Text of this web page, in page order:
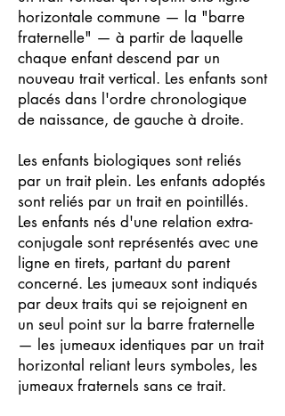
horizontale commune — la "barre
fraternelle" — à partir de laquelle
chaque enfant descend par un
nouveau trait vertical. Les enfants sont
placés dans l'ordre chronologique
de naissance, de gauche à droite.
Les enfants biologiques sont reliés
par un trait plein. Les enfants adoptés
sont reliés par un trait en pointillés.
Les enfants nés d'une relation extra-
conjugale sont représentés avec une
ligne en tirets, partant du parent
concerné. Les jumeaux sont indiqués
par deux traits qui se rejoignent en
un seul point sur la barre fraternelle
— les jumeaux identiques par un trait
horizontal reliant leurs symboles, les
jumeaux fraternels sans ce trait.